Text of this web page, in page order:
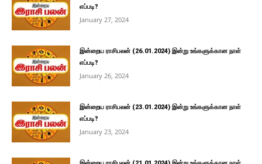
எப்படி?
January 27, 2024
இன்றைய ராசிபலன் (26.01.2024) இன்று உங்களுக்கான நாள்
எப்படி?
January 26, 2024
இன்றைய ராசிபலன் (23.01.2024) இன்று உங்களுக்கான நாள்
எப்படி?
January 23, 2024